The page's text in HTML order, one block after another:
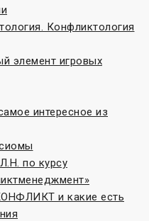
Конфликтология
элемент игровых
интересное из
по курсу
и какие есть